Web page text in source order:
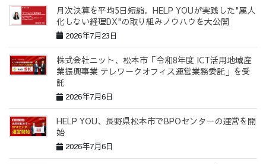
月次決算を平均5日短縮。HELP YOUが実践した"属人
化しない経理DX"の取り組みノウハウを大公開
2026年7月23日
株式会社ニット、松本市「令和8年度 ICT活用地域産
業振興事業 テレワークオフィス運営業務委託」を受
託
2026年7月6日
HELP YOU、長野県松本市でBPOセンターの運営を開
始
2026年7月6日